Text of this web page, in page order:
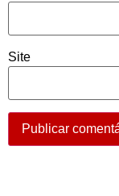
Site